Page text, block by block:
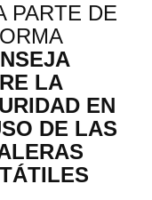
PARTE DE
LA
EN
DE LAS